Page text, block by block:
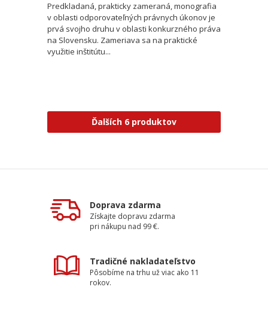
Predkladaná, prakticky zameraná, monografia
v oblasti odporovateľných právnych úkonov je
prvá svojho druhu v oblasti konkurzného práva
na Slovensku. Zameriava sa na praktické
využitie inštitútu...
Ďalších 6 produktov
Doprava zdarma
Získajte dopravu zdarma
pri nákupu nad 99 €.
Tradičné nakladateľstvo
Pôsobíme na trhu už viac ako 11
rokov.